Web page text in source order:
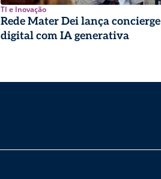
TI e Inovação
Rede Mater Dei lança concierge
digital com IA generativa